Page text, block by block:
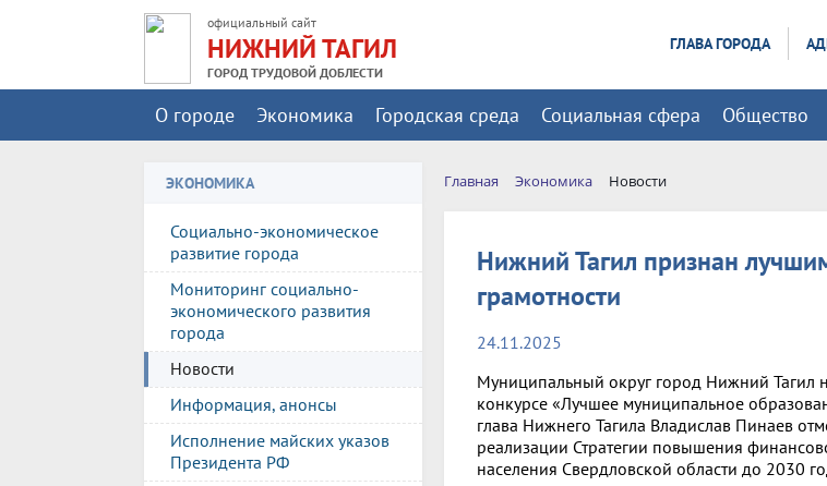
официальный сайт
НИЖНИЙ ТАГИЛ
ГОРОД ТРУДОВОЙ ДОБЛЕСТИ
ГЛАВА ГОРОДА
О городе Экономика Городская среда Социальная сфера Общество
ЭКОНОМИКА
Социально-экономическое
развитие города
Мониторинг социально-
экономического развития
города
Новости
Информация, анонсы
Исполнение майских указов
Президента РФ
Главная Экономика Новости
Нижний Тагил признан
грамотности
24.11.2025
Муниципальный округ город Нижний Тагил
конкурсе «Лучшее муниципальное
глава Нижнего Тагила Владислав Пинаев
реализации Стратегии повышения
населения Свердловской области до 2030